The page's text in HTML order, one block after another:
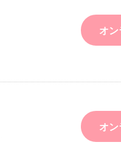
オ
オ